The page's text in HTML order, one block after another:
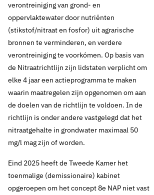
verontreiniging van grond- en
oppervlaktewater door nutriënten
(stikstof/nitraat en fosfor) uit agrarische
bronnen te verminderen, en verdere
verontreiniging te voorkómen. Op basis van
de Nitraatrichtlijn zijn lidstaten verplicht om
elke 4 jaar een actieprogramma te maken
waarin maatregelen zijn opgenomen om aan
de doelen van de richtlijn te voldoen. In de
richtlijn is onder andere vastgelegd dat het
nitraatgehalte in grondwater maximaal 50
mg/l mag zijn of worden.
Eind 2025 heeft de Tweede Kamer het
toenmalige (demissionaire) kabinet
opgeroepen om het concept 8e NAP niet vast